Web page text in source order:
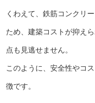
くわえて、鉄筋コンクリ
ため、建築コストが抑え
点も見逃せません。
このように、安全性やコ
徴です。